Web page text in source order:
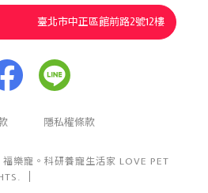
臺北市中正區館前路2號12樓
隱私權條款
樂寵。科研養寵生活家 LOVE PET